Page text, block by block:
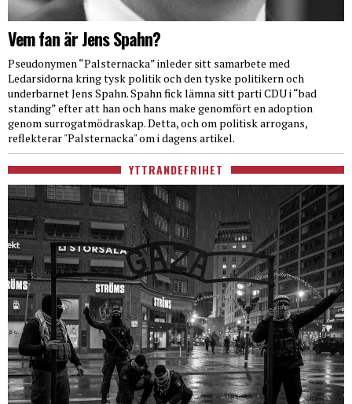
Vem fan är Jens Spahn?
Pseudonymen “Palsternacka” inleder sitt samarbete med
Ledarsidorna kring tysk politik och den tyske politikern och
underbarnet Jens Spahn. Spahn fick lämna sitt parti CDU i “bad
standing” efter att han och hans make genomfört en adoption
genom surrogatmödraskap. Detta, och om politisk arrogans,
reflekterar "Palsternacka" om i dagens artikel.
YTTRANDEFRIHET